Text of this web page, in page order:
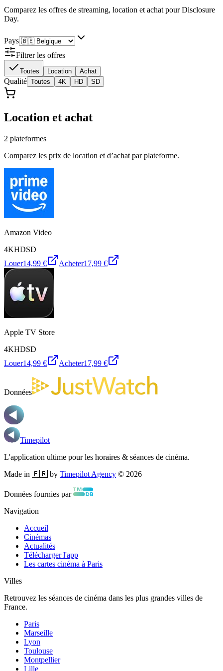
Comparez les offres de streaming, location et achat pour Disclosure
Day.
Pays
Filtrer les offres
Toutes Location Achat
Qualité Toutes 4K HD SD
Location et achat
2 plateformes
Comparez les prix de location et d’achat par plateforme.
Amazon Video
4KHDSD
Louer14,99 € Acheter17,99 €
Apple TV Store
4KHDSD
Louer14,99 € Acheter17,99 €
Données
Timepilot
L'application ultime pour les horaires & séances de cinéma.
Made in 🇫🇷 by Timepilot Agency © 2026
Données fournies par
Navigation
Accueil
Cinémas
Actualités
Télécharger l'app
Les cartes cinéma à Paris
Villes
Retrouvez les séances de cinéma dans les plus grandes villes de
France.
Paris
Marseille
Lyon
Toulouse
Montpellier
Lille